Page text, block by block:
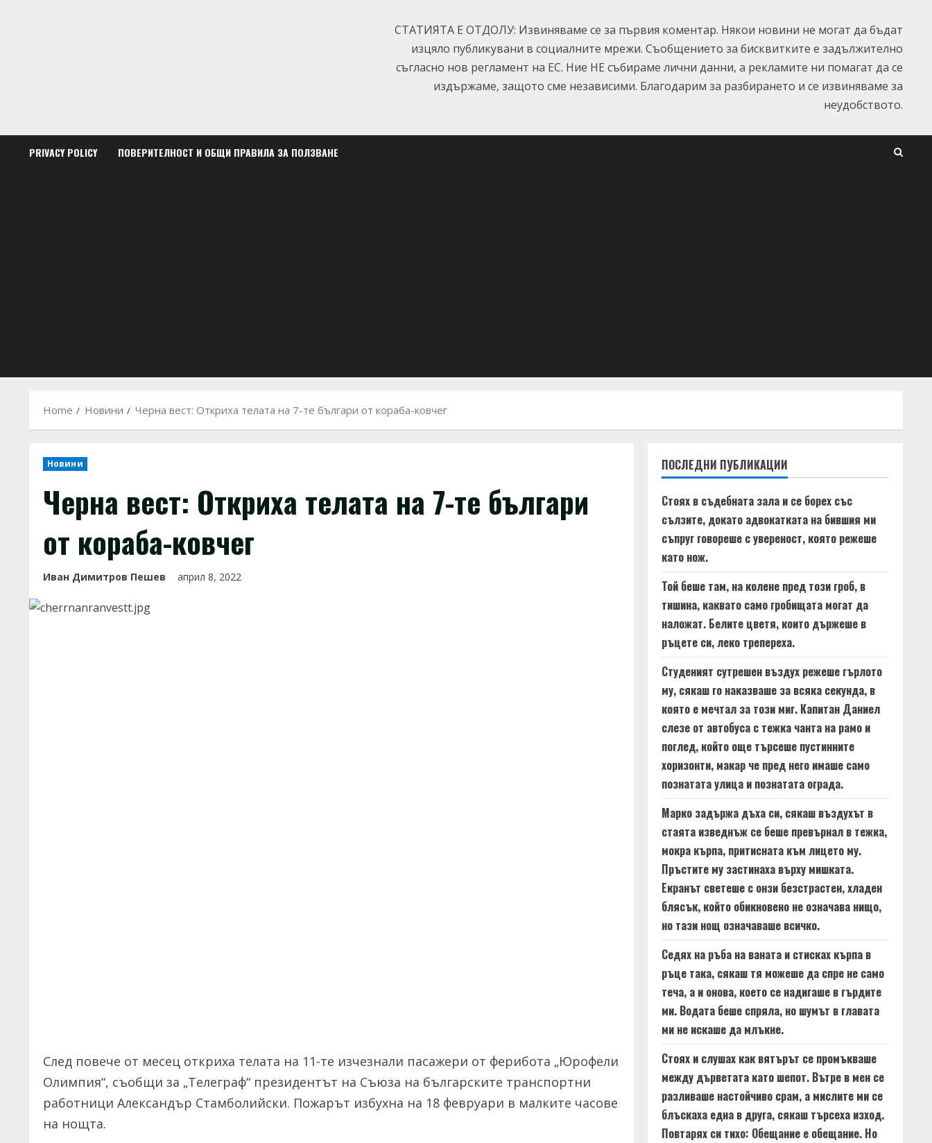
СТАТИЯТА Е ОТДОЛУ: Извиняваме се за първия коментар. Някои новини не могат да бъдат
изцяло публикувани в социалните мрежи. Съобщението за бисквитките е задължително
съгласно нов регламент на ЕС. Ние НЕ събираме лични данни, а рекламите ни помагат да се
издържаме, защото сме независими. Благодарим за разбирането и се извиняваме за
неудобството.
PRIVACY POLICY ПОВЕРИТЕЛНОСТ И ОБЩИ ПРАВИЛА ЗА ПОЛЗВАНЕ
Home Новини Черна вест: Откриха телата на 7-те българи от кораба-ковчег
Новини
Черна вест: Откриха телата на 7-те българи
от кораба-ковчег
Иван Димитров Пешев април 8, 2022
След повече от месец откриха телата на 11-те изчезнали пасажери от ферибота „Юрофели
Олимпия“, съобщи за „Телеграф“ президентът на Съюза на българските транспортни
работници Александър Стамболийски. Пожарът избухна на 18 февруари в малките часове
на нощта.
ПОСЛЕДНИ ПУБЛИКАЦИИ
Стоях в съдебната зала и се борех със
сълзите, докато адвокатката на бившия ми
съпруг говореше с увереност, която режеше
като нож.
Той беше там, на колене пред този гроб, в
тишина, каквато само гробищата могат да
наложат. Белите цветя, които държеше в
ръцете си, леко трепереха.
Студеният сутрешен въздух режеше гърлото
му, сякаш го наказваше за всяка секунда, в
която е мечтал за този миг. Капитан Даниел
слезе от автобуса с тежка чанта на рамо и
поглед, който още търсеше пустинните
хоризонти, макар че пред него имаше само
познатата улица и познатата ограда.
Марко задържа дъха си, сякаш въздухът в
стаята изведнъж се беше превърнал в тежка,
мокра кърпа, притисната към лицето му.
Пръстите му застинаха върху мишката.
Екранът светеше с онзи безстрастен, хладен
блясък, който обикновено не означава нищо,
но тази нощ означаваше всичко.
Седях на ръба на ваната и стисках кърпа в
ръце така, сякаш тя можеше да спре не само
теча, а и онова, което се надигаше в гърдите
ми. Водата беше спряла, но шумът в главата
ми не искаше да млъкне.
Стоях и слушах как вятърът се промъкваше
между дърветата като шепот. Вътре в мен се
разливаше настойчиво срам, а мислите ми се
блъскаха една в друга, сякаш търсеха изход.
Повтарях си тихо: Обещание е обещание. Но